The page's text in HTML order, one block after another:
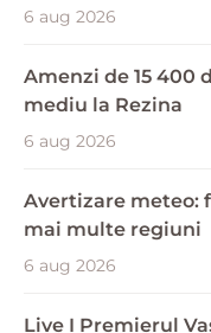
6 aug 2026
Amenzi de 15 400
mediu la Rezina
6 aug 2026
Avertizare meteo:
mai multe regiuni
6 aug 2026
Live I Premierul